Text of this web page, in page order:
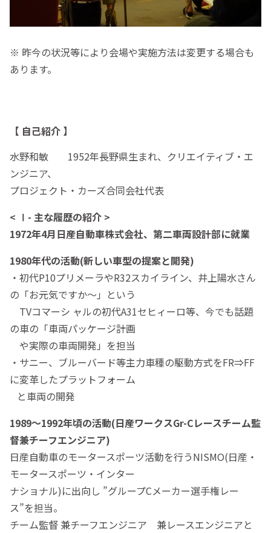
※ 昨今の状況等により会場や実施方法は変更する場合も
あります。
【 自己紹介 】
水野和敏 1952年長野県生まれ、クリエイティブ・エ
ンジニア、
プロジェクト・カーズ合同会社代表
< Ⅰ- 主な履歴の紹介 >
1972年4月日産自動車株式会社、第二車両設計部に就業
1980年代の活動(新しい車型の提案と開発)
・初代P10プリメーラやR32スカイライン、井上陽水さん
の「お元気ですか～」という
TVコマーシ ャルの初代A31セヒィーロ等、今でも話題
の車の「車両パッケージ計画
や実際の車両開発」を担当
・サニー、ブルーバード等主力車種の駆動方式をFR⇒FF
に変革したプラットフォーム
と車両の開発
1989～1992年頃の活動(日産ワークスGr-Cレースチーム監
督兼チーフエンジニア)
日産自動車のモータースポーツ活動を行うNISMO(日産・
モータースポーツ・インター
ナショナル)に出向し ”グループCメーカー選手権レー
ス”を担当。
チーム監督 兼チーフエンジニア 兼レースエンジニアと